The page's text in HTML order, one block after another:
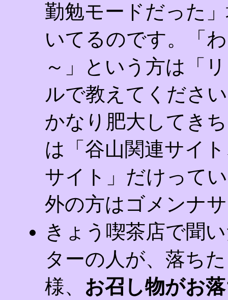
勤勉モードだった
いてるのです。「
～」という方は「
ルで教えてくださ
かなり肥大してき
は「谷山関連サイ
サイト」だけって
外の方はゴメンナ
きょう喫茶店で聞
ターの人が、落ち
様、 お召し物がお